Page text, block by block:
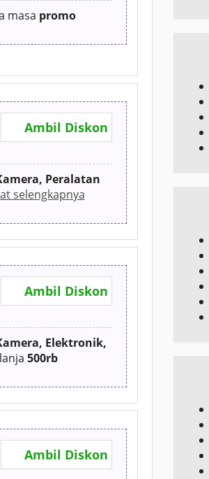
masa promo
Ambil Diskon
Peralatan
selengkapnya
Ambil Diskon
Elektronik,
500rb
Ambil Diskon